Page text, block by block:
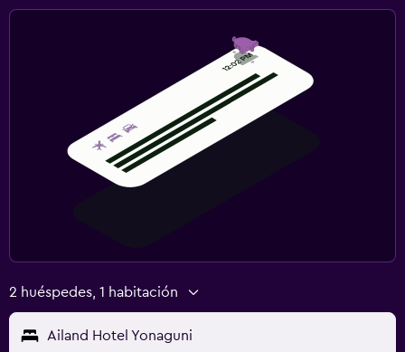
2 huéspedes, 1 habitación
Ailand Hotel Yonaguni